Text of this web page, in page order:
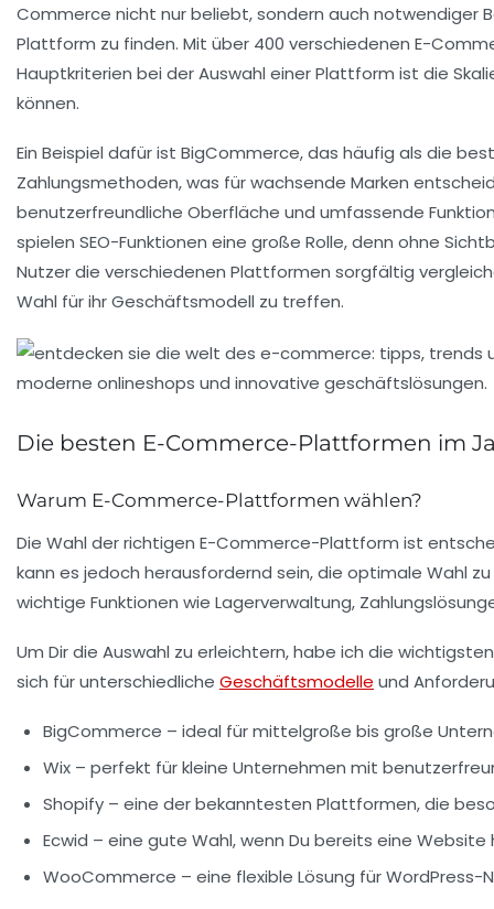
Commerce nicht nur beliebt, sondern auch notwendiger
Plattform zu finden. Mit über 400 verschiedenen E-
Hauptkriterien bei der Auswahl einer Plattform ist die
können.
Ein Beispiel dafür ist BigCommerce, das häufig als die
Zahlungsmethoden, was für wachsende Marken
benutzerfreundliche Oberfläche und umfassende
spielen SEO-Funktionen eine große Rolle, denn ohne
Nutzer die verschiedenen Plattformen sorgfältig
Wahl für ihr Geschäftsmodell zu treffen.
Die besten E-Commerce-Plattformen im
Warum E-Commerce-Plattformen wählen?
Die Wahl der richtigen E-Commerce-Plattform ist
kann es jedoch herausfordernd sein, die optimale Wahl
wichtige Funktionen wie Lagerverwaltung,
Um Dir die Auswahl zu erleichtern, habe ich die
sich für unterschiedliche Geschäftsmodelle und
BigCommerce – ideal für mittelgroße bis große
Wix – perfekt für kleine Unternehmen mit
Shopify – eine der bekanntesten Plattformen, die
Ecwid – eine gute Wahl, wenn Du bereits eine
WooCommerce – eine flexible Lösung für